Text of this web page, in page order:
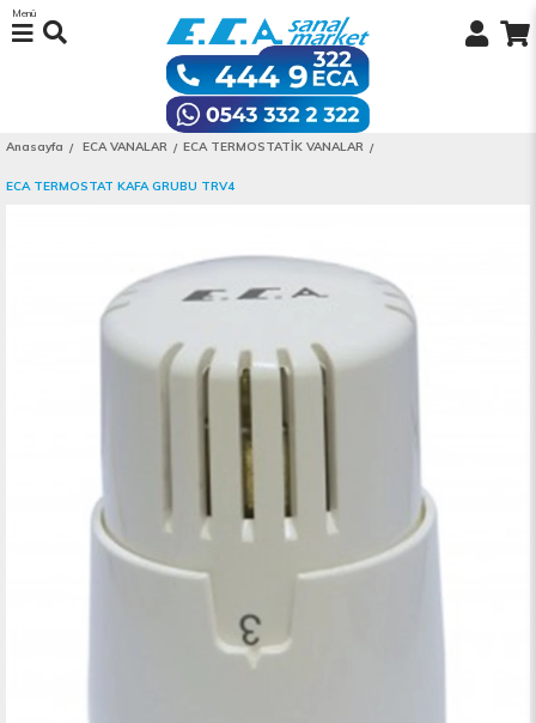
Menü
Anasayfa ECA VANALAR ECA TERMOSTATİK VANALAR
ECA TERMOSTAT KAFA GRUBU TRV4